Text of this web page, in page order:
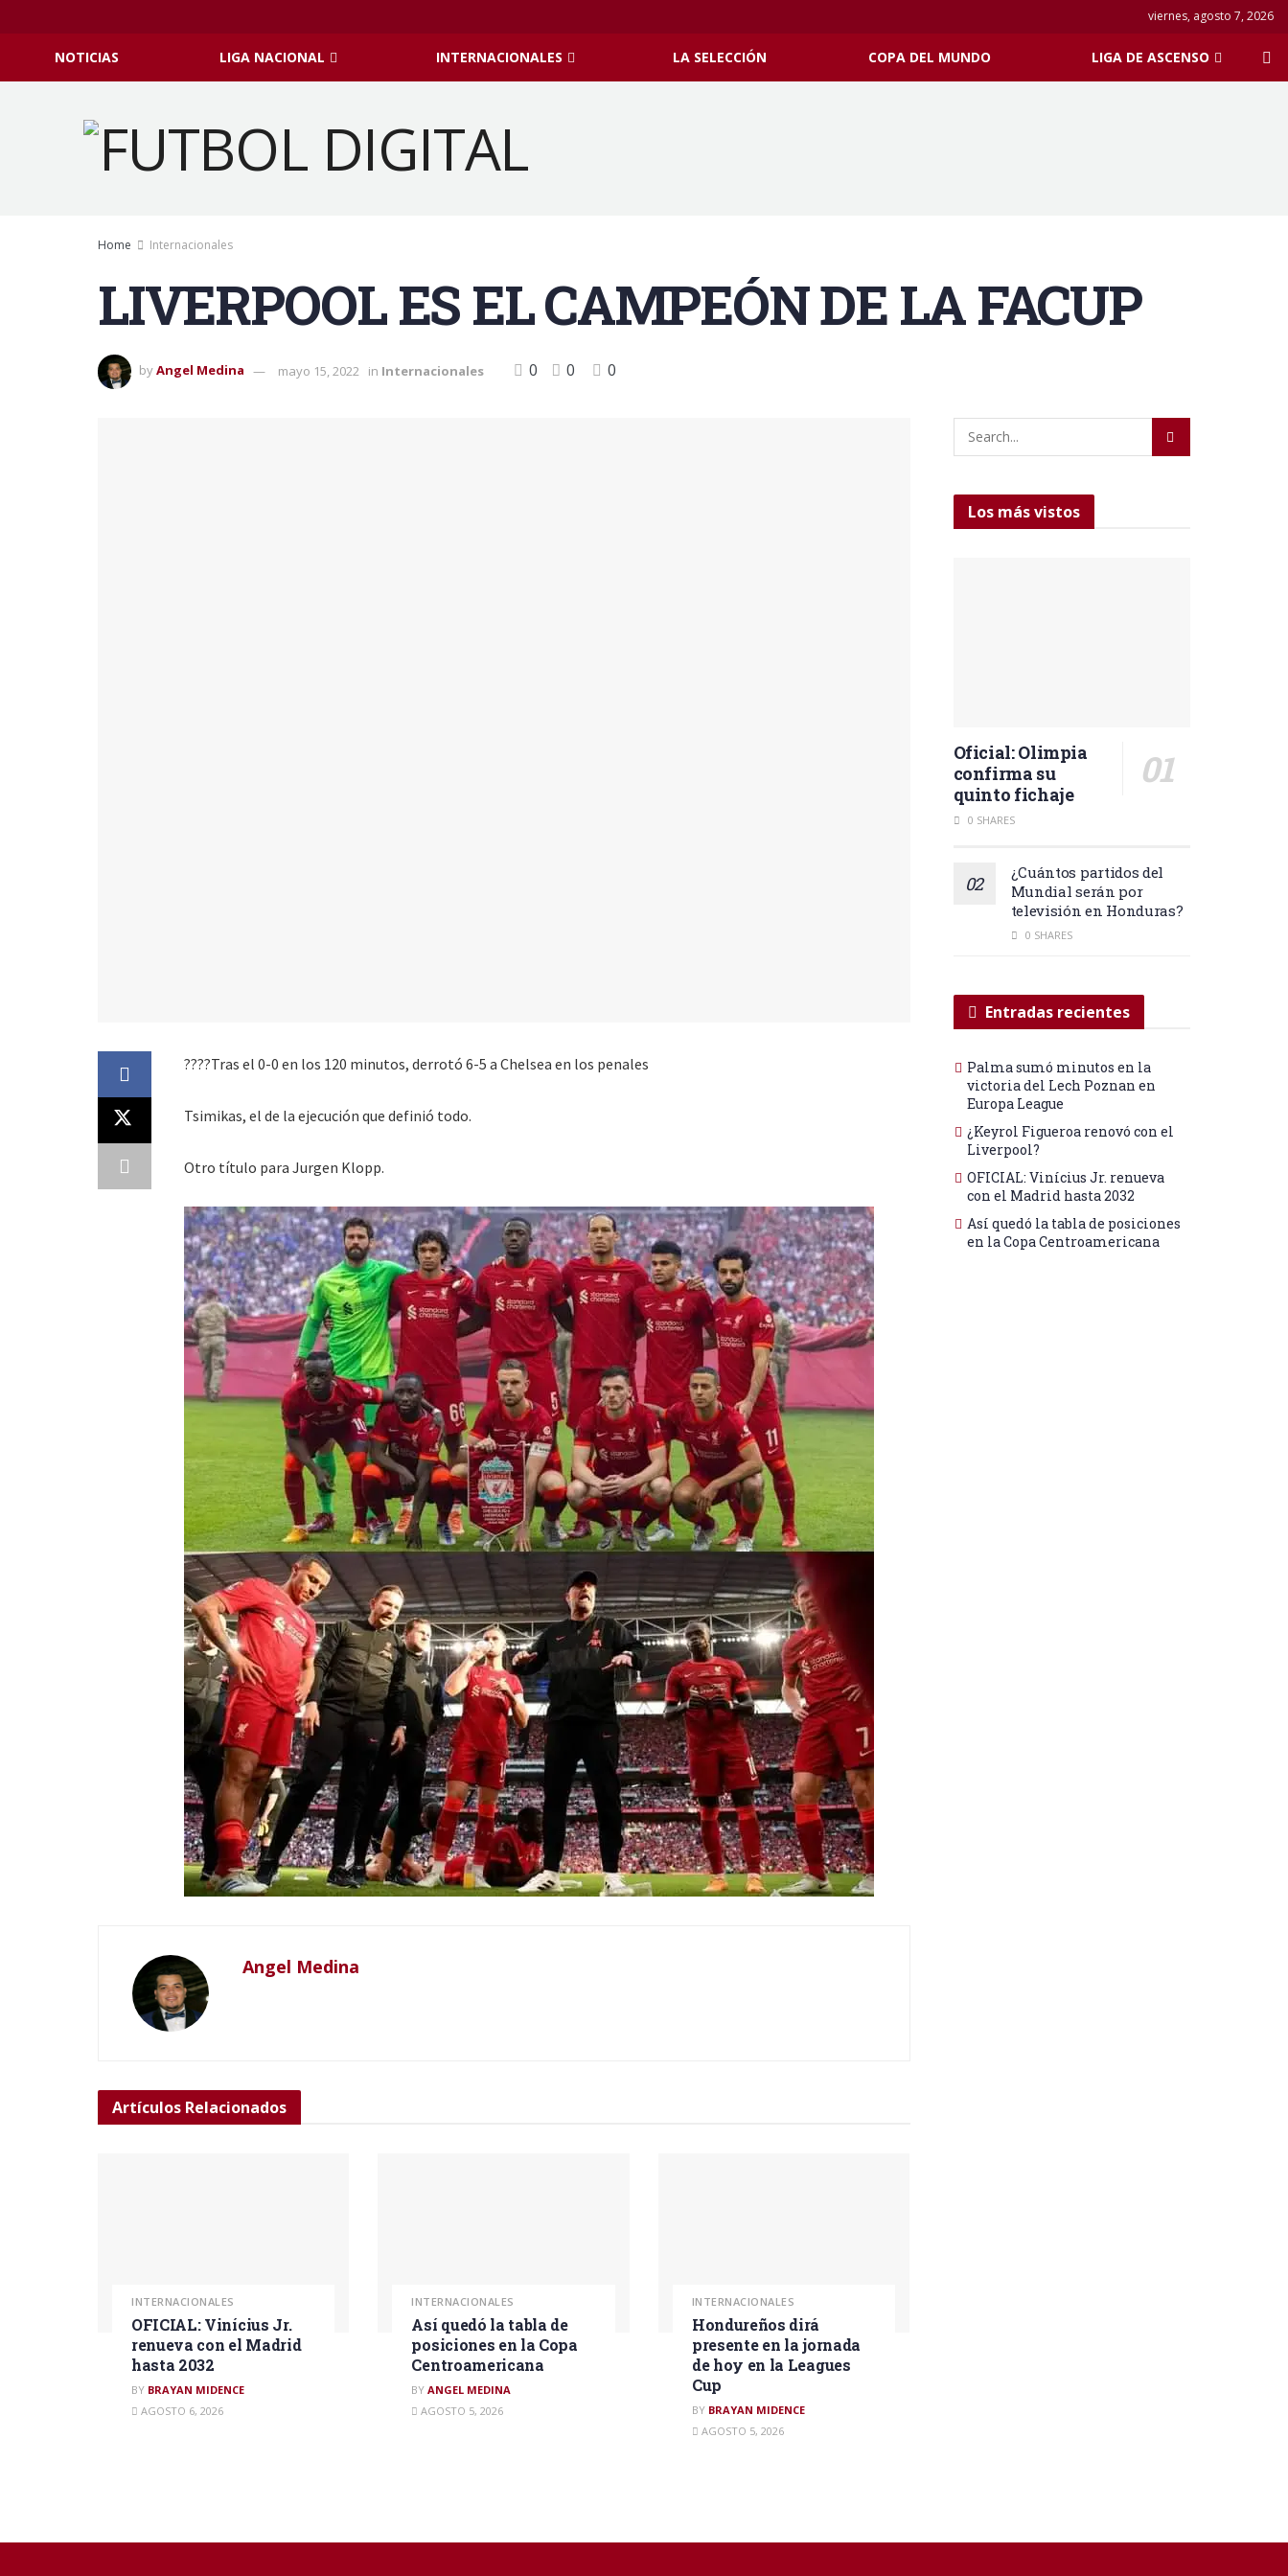
viernes, agosto 7, 2026
NOTICIAS LIGA NACIONAL INTERNACIONALES LA SELECCIÓN COPA DEL MUNDO LIGA DE ASCENSO
Home Internacionales
LIVERPOOL ES EL CAMPEÓN DE LA FACUP
byAngel Medina mayo 15, 2022 in Internacionales 0 0 0
????Tras el 0-0 en los 120 minutos, derrotó 6-5 a Chelsea en los penales
Tsimikas, el de la ejecución que definió todo.
Otro título para Jurgen Klopp.
Angel Medina
Artículos Relacionados
INTERNACIONALES
OFICIAL: Vinícius Jr.
renueva con el Madrid
hasta 2032
BY BRAYAN MIDENCE
AGOSTO 6, 2026
INTERNACIONALES
Así quedó la tabla de
posiciones en la Copa
Centroamericana
BY ANGEL MEDINA
AGOSTO 5, 2026
INTERNACIONALES
Hondureños dirá
presente en la jornada
de hoy en la Leagues
Cup
BY BRAYAN MIDENCE
AGOSTO 5, 2026
Los más vistos
Oficial: Olimpia
confirma su
quinto fichaje
0 SHARES
¿Cuántos partidos del
Mundial serán por
televisión en Honduras?
0 SHARES
Entradas recientes
Palma sumó minutos en la
victoria del Lech Poznan en
Europa League
¿Keyrol Figueroa renovó con el
Liverpool?
OFICIAL: Vinícius Jr. renueva
con el Madrid hasta 2032
Así quedó la tabla de posiciones
en la Copa Centroamericana